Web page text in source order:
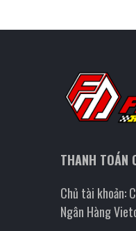
THANH TOÁN
Chủ tài khoản:
Ngân Hàng